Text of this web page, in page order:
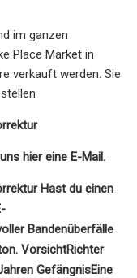
im ganzen
Place Market in
verkauft werden. Sie
hier eine E-Mail.
Hast du einen
Bandenüberfälle
VorsichtRichter
GefängnisEine